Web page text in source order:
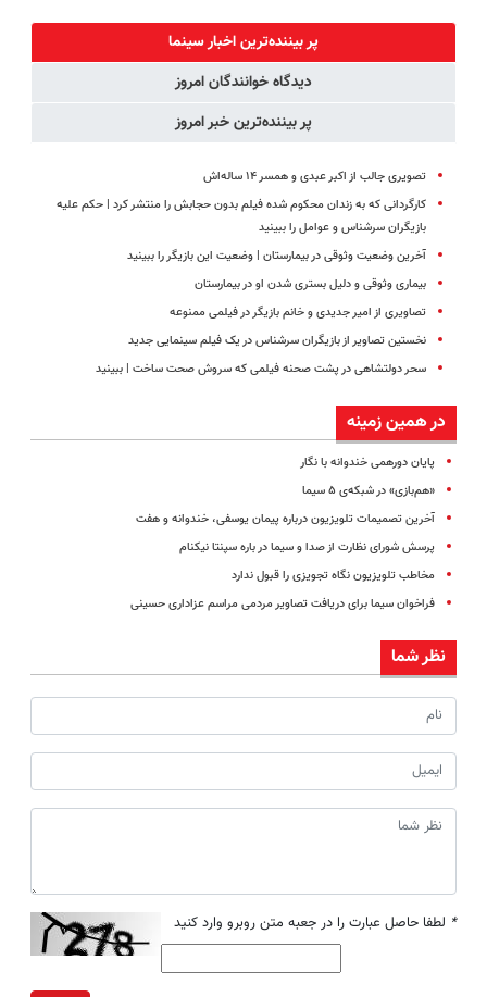
کردی!(تخفیف
ویژه)
پر بیننده‌ترین اخبار سینما
دیدگاه خوانندگان امروز
پر بیننده‌ترین خبر امروز
تصویری جالب از اکبر عبدی و همسر ۱۴ ساله‌اش
کارگردانی که به زندان محکوم شده فیلم بدون حجابش را منتشر کرد | حکم علیه
بازیگران سرشناس و عوامل را ببینید
آخرین وضعیت وثوقی در بیمارستان | وضعیت این بازیگر را ببینید
بیماری وثوقی و دلیل بستری شدن او در بیمارستان
تصاویری از امیر جدیدی و خانم بازیگر در فیلمی ممنوعه
نخستین تصاویر از بازیگران سرشناس در یک فیلم سینمایی جدید
سحر دولتشاهی در پشت صحنه فیلمی که سروش صحت ساخت | ببینید
در همین زمینه
پایان دورهمی خندوانه با نگار
«هم‌بازی» در شبکه‌ی ۵ سیما
آخرین تصمیمات تلویزیون درباره پیمان یوسفی، خندوانه و هفت
پرسش شورای نظارت از صدا و سیما در باره سپنتا نیکنام
مخاطب تلویزیون نگاه‌ تجویزی را قبول ندارد
فراخوان سیما برای دریافت تصاویر مردمی مراسم عزاداری حسینی
نظر شما
* لطفا حاصل عبارت را در جعبه متن روبرو وارد کنید